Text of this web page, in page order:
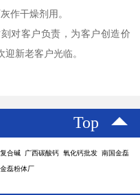
作干燥剂用。
对客户负责，为客户创造价
新老客户光临。
Top
合碱 广西碳酸钙 氧化钙批发 南国金磊
磊粉体厂